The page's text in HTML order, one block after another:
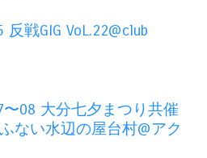
反戦GIG VoL.22@club
〜08 大分七夕まつり共催
ない水辺の屋台村@アク